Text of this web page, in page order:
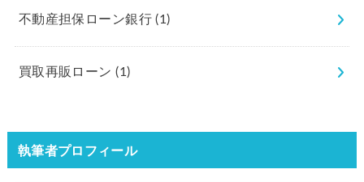
不動産担保ローン銀行(1)
買取再販ローン(1)
執筆者プロフィール